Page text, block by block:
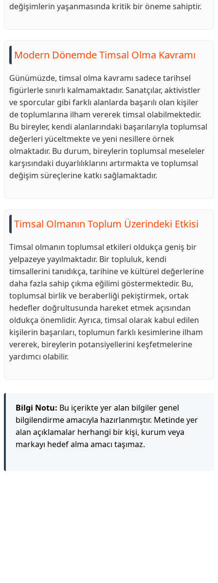
değişimlerin yaşanmasında kritik bir öneme sahiptir.
Modern Dönemde Timsal Olma Kavramı
Günümüzde, timsal olma kavramı sadece tarihsel
figürlerle sınırlı kalmamaktadır. Sanatçılar, aktivistler
ve sporcular gibi farklı alanlarda başarılı olan kişiler
de toplumlarına ilham vererek timsal olabilmektedir.
Bu bireyler, kendi alanlarındaki başarılarıyla toplumsal
değerleri yüceltmekte ve yeni nesillere örnek
olmaktadır. Bu durum, bireylerin toplumsal meseleler
karşısındaki duyarlılıklarını artırmakta ve toplumsal
değişim süreçlerine katkı sağlamaktadır.
Timsal Olmanın Toplum Üzerindeki Etkisi
Timsal olmanın toplumsal etkileri oldukça geniş bir
yelpazeye yayılmaktadır. Bir topluluk, kendi
timsallerini tanıdıkça, tarihine ve kültürel değerlerine
daha fazla sahip çıkma eğilimi göstermektedir. Bu,
toplumsal birlik ve beraberliği pekiştirmek, ortak
hedefler doğrultusunda hareket etmek açısından
oldukça önemlidir. Ayrıca, timsal olarak kabul edilen
kişilerin başarıları, toplumun farklı kesimlerine ilham
vererek, bireylerin potansiyellerini keşfetmelerine
yardımcı olabilir.
Bilgi Notu: Bu içerikte yer alan bilgiler genel
bilgilendirme amacıyla hazırlanmıştır. Metinde yer
alan açıklamalar herhangi bir kişi, kurum veya
markayı hedef alma amacı taşımaz.